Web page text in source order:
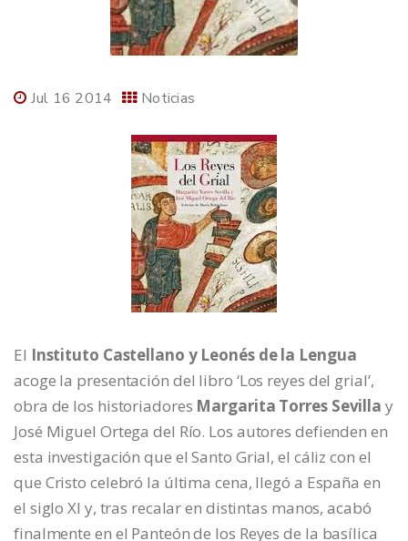
Jul 16 2014 Noticias
El Instituto Castellano y Leonés de la Lengua
acoge la presentación del libro ‘Los reyes del grial’,
obra de los historiadores Margarita Torres Sevilla y
José Miguel Ortega del Río. Los autores defienden en
esta investigación que el Santo Grial, el cáliz con el
que Cristo celebró la última cena, llegó a España en
el siglo XI y, tras recalar en distintas manos, acabó
finalmente en el Panteón de los Reyes de la basílica